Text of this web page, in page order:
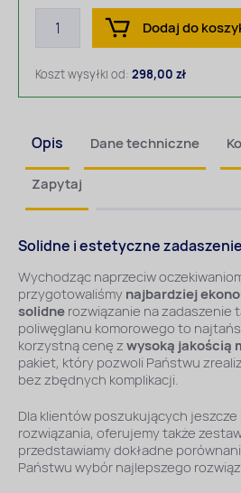
Dodaj do
Koszt wysyłki od: 298,00 zł
Opis Dane techniczne
Zapytaj
Solidne i estetyczne
Wychodząc naprzeciw
przygotowaliśmynajbardziej
solidnerozwiązanie na zadaszenie
poliwęglanu komorowego to
korzystną cenę zwysoką jakością
pakiet, który pozwoli Państwu
bez zbędnych komplikacji.
Dla klientów poszukujących
rozwiązania, oferujemy także
przedstawiamy dokładne
Państwu wybór najlepszego